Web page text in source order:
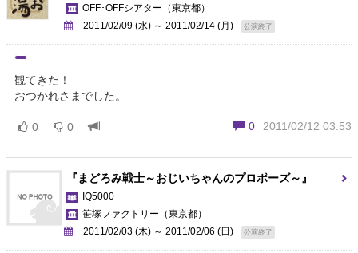
OFF･OFFシアター （東京都）
2011/02/09 (水) ～ 2011/02/14 (月)
公演終了
観てきた！
おつかれさまでした。
0 2011/02/12 03:53
0 0
『まどろみ戦士～おじいちゃんのプロポーズ～』
IQ5000
笹塚ファクトリー （東京都）
2011/02/03 (木) ～ 2011/02/06 (日)
公演終了